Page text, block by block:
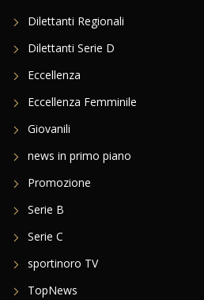
Dilettanti Regionali
Dilettanti Serie D
Eccellenza
Eccellenza Femminile
Giovanili
news in primo piano
Promozione
Serie B
Serie C
sportinoro TV
TopNews